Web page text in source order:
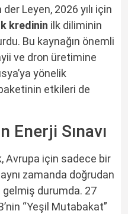
Leyen, 2026 yılı için
kredinin ilk diliminin
Bu kaynağın önemli
ve dron üretimine
yönelik
etkileri de
Enerji Sınavı
Avrupa için sadece bir
zamanda doğrudan
durumda. 27
“Yeşil Mutabakat”